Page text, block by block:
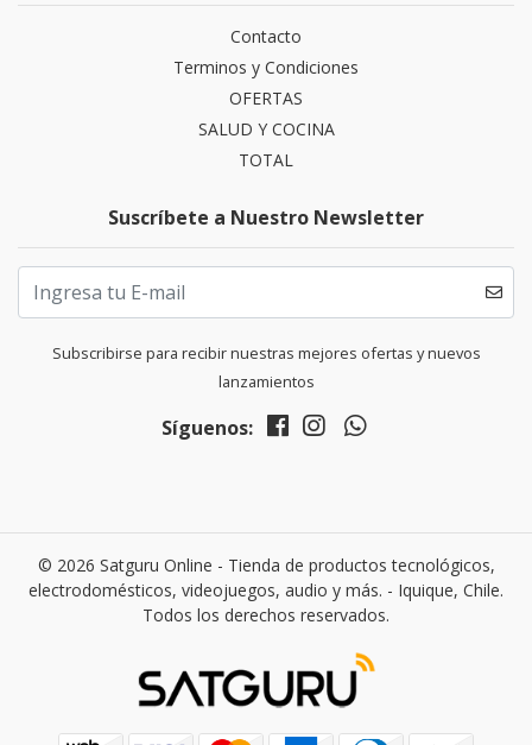
Contacto
Terminos y Condiciones
OFERTAS
SALUD Y COCINA
TOTAL
Suscríbete a Nuestro Newsletter
Subscribirse para recibir nuestras mejores ofertas y nuevos
lanzamientos
Síguenos:
© 2026 Satguru Online - Tienda de productos tecnológicos,
electrodomésticos, videojuegos, audio y más. - Iquique, Chile.
Todos los derechos reservados.